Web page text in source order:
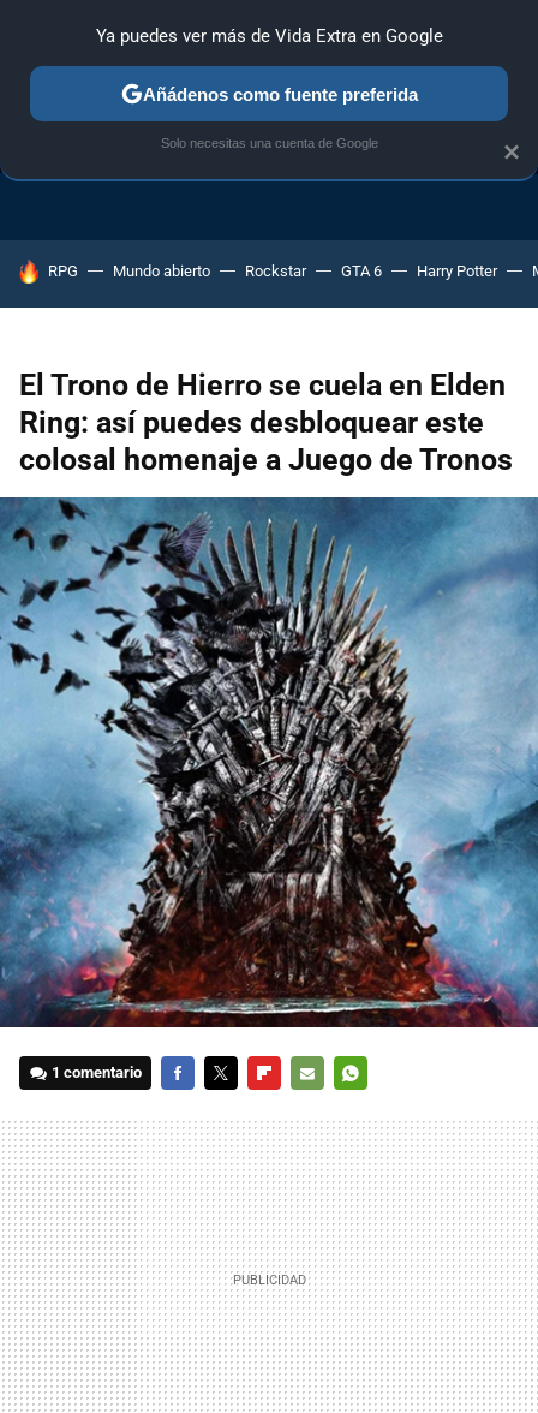
TRUCOS PC TRUCOS XBOX ONE
HOY SE HABLA DE
RPG Mundo abierto Rockstar GTA 6 Harry Potter
El Trono de Hierro se cuela en Elden
Ring: así puedes desbloquear este
colosal homenaje a Juego de Tronos
1 comentario
MAIL
×
Ya puedes ver más de Vida Extra en Google
Añádenos como fuente preferida
Solo necesitas una cuenta de Google